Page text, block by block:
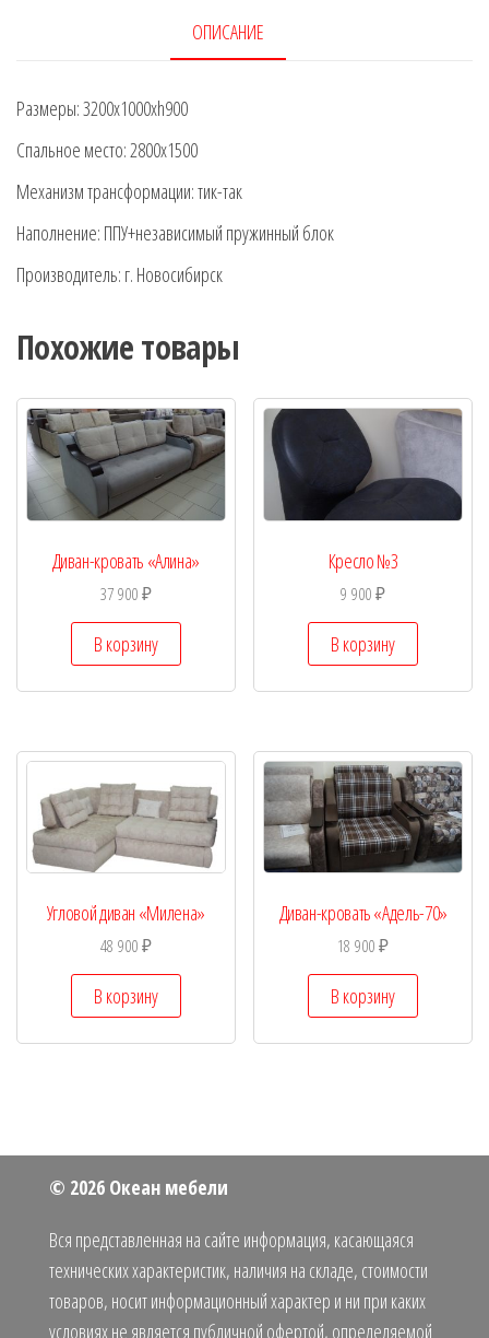
ОПИСАНИЕ
Размеры: 3200х1000хh900
Спальное место: 2800х1500
Механизм трансформации: тик-так
Наполнение: ППУ+независимый пружинный блок
Производитель: г. Новосибирск
Похожие товары
Диван-кровать «Алина»
37 900₽
В корзину
Кресло №3
9 900₽
В корзину
Угловой диван «Милена»
48 900₽
В корзину
Диван-кровать «Адель-70»
18 900₽
В корзину
© 2026 Океан мебели
Вся представленная на сайте информация, касающаяся
технических характеристик, наличия на складе, стоимости
товаров, носит информационный характер и ни при каких
условиях не является публичной офертой, определяемой